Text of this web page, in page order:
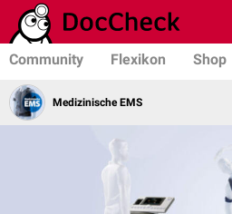
Community Flexikon Shop
Medizinische EMS